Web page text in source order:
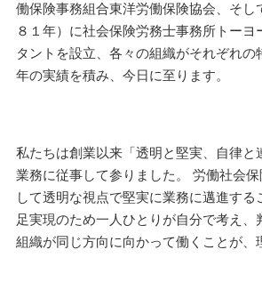
働保険事務組合東洋労働保険協会、そし
８１年）に社会保険労務士事務所トーヨ
タントを設立、各々の組織がそれぞれの
年の実績を積み、今日
私たちは創業以来「透明と堅実、自律と
業務に従事して参りました。 労働社会
して透明な視点で堅実に業務に邁進する
足実現のため一人ひとりが自分で考え、
組織が同じ方向に向かって働くこ